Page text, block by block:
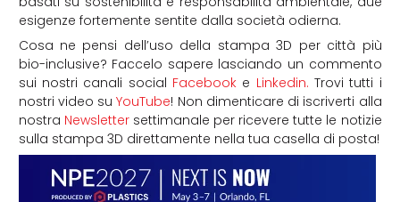
esigenze fortemente sentite dalla società odierna.
Cosa ne pensi dell’uso della stampa 3D per città più
bio-inclusive? Faccelo sapere lasciando un commento
sui nostri canali social Facebooke Linkedin. Trovi tutti i
nostri video suYouTube! Non dimenticare di iscriverti alla
nostra Newslettersettimanale per ricevere tutte le notizie
sulla stampa 3D direttamente nella tua casella di posta!